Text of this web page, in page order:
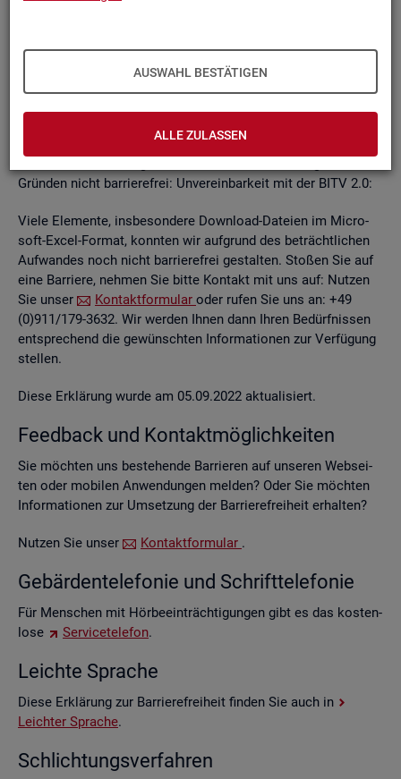
AUSWAHL BESTÄTIGEN
ALLE ZULASSEN
kon­ti­nu­ier­lich durch­ge­führt wer­den.
Die Web­sei­ten sind mit den ge­nann­ten An­for­de­run­gen teil­
Grün­den nicht bar­rie­re­frei: Un­ver­ein­bar­keit mit der BITV 2.0:
Viele Ele­men­te, ins­be­son­de­re Down­load-Da­tei­en im Mi­cro­
soft-Excel-For­mat, konn­ten wir auf­grund des be­trächt­li­chen
Auf­wan­des noch nicht bar­rie­re­frei ge­stal­ten. Sto­ßen Sie auf
eine Bar­rie­re, neh­men Sie bitte Kon­takt mit uns auf: Nut­zen
Sie unser
Kon­takt­for­mu­lar oder rufen Sie uns an: +49
(0)911/179-3632. Wir wer­den Ihnen dann Ihren Be­dürf­nis­sen
ent­spre­chend die ge­wünsch­ten In­for­ma­tio­nen zur Ver­fü­gung
stel­len.
Diese Er­klä­rung wurde am 05.09.2022 ak­tua­li­siert.
Feed­back und Kon­takt­mög­lich­kei­ten
Sie möch­ten uns be­stehen­de Bar­rie­ren auf un­se­ren Web­sei­
ten oder mo­bi­len An­wen­dun­gen mel­den? Oder Sie möch­ten
In­for­ma­tio­nen zur Um­set­zung der Bar­rie­re­frei­heit er­hal­ten?
Nut­zen Sie unser Kon­takt­for­mu­lar .
Ge­bär­den­te­le­fo­nie und Schrift­te­le­fo­nie
Für Men­schen mit Hör­be­ein­träch­ti­gun­gen gibt es das kos­ten­
lo­se
Ser­vice­te­le­fon.
Leich­te Spra­che
Diese Er­klä­rung zur Bar­rie­re­frei­heit fin­den Sie auch in
Leich­ter Spra­che.
Schlich­tungs­ver­fah­ren